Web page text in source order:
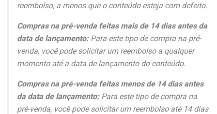
reembolso, a menos que o conteúdo esteja com defeito.
Compras na pré-venda feitas mais de 14 dias antes da
data de lançamento:Para este tipo de compra na pré-
venda, você pode solicitar um reembolso a qualquer
momento até a data de lançamento do conteúdo.
Compras na pré-venda feitas menos de 14 dias antes
da data de lançamento:Para este tipo de compra na
pré-venda, você pode solicitar um reembolso até 14 dias